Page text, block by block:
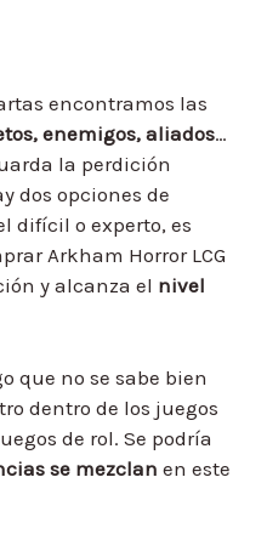
encontramos las
enemigos, aliados…
la perdición
dos opciones de
difícil o experto, es
Arkham Horror LCG
y alcanza el nivel
que no se sabe bien
dentro de los juegos
de rol. Se podría
se mezclan en este